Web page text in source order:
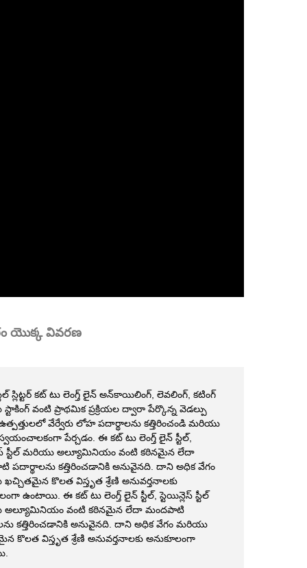
యొక్క వివరణ
స్లిట్టర్ కట్ టు లెంగ్త్ లైన్ అన్‌కాయిలింగ్, లెవలింగ్, కటింగ్
వంటి ప్రాథమిక ప్రక్రియల ద్వారా పేర్కొన్న వెడల్పు
వేర్వేరు లోహ పదార్థాలను కత్తిరించండి మరియు
పేర్చడం. ఈ కట్ టు లెంగ్త్ లైన్ స్టీల్,
స్టీల్ మరియు అల్యూమినియం వంటి కఠినమైన లేదా
పదార్థాలను కత్తిరించడానికి అనువైనది. దాని అధిక వేగం
కొలత విస్తృత శ్రేణి అనువర్తనాలకు
ఉంటాయి. ఈ కట్ టు లెంగ్త్ లైన్ స్టీల్, స్టెయిన్లెస్ స్టీల్
అల్యూమినియం వంటి కఠినమైన లేదా మందపాటి
కత్తిరించడానికి అనువైనది. దాని అధిక వేగం మరియు
కొలత విస్తృత శ్రేణి అనువర్తనాలకు అనుకూలంగా